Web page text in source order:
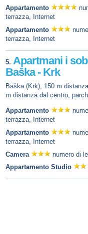
Appartamento
terrazza, Internet
Appartamento
terrazza, Internet
5. Apartmani i
Baška - Krk
Baška (Krk), 150 m
m distanza dal centro,
Appartamento
terrazza, Internet
Appartamento
terrazza, Internet
Camera
numero di
Appartamento Studio